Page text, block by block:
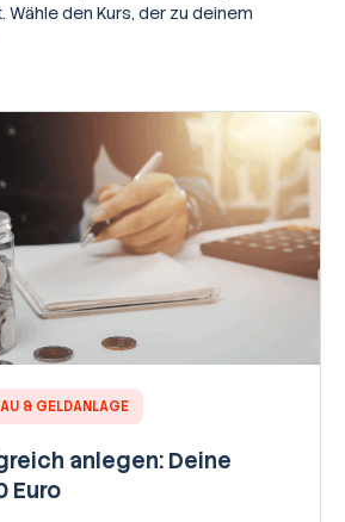
den Kurs, der zu deinem
& GELDANLAGE
anlegen: Deine
Euro